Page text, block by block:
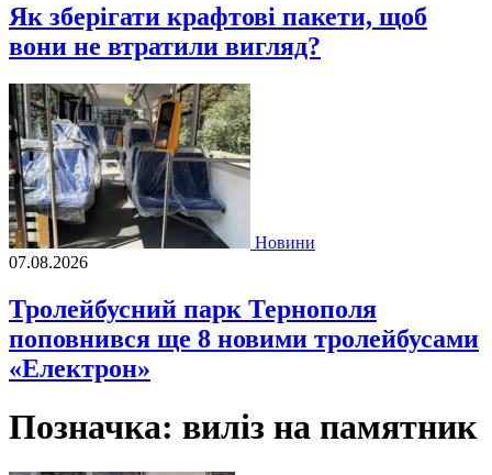
Як зберігати крафтові пакети, щоб
вони не втратили вигляд?
Новини
07.08.2026
Тролейбусний парк Тернополя
поповнився ще 8 новими тролейбусами
«Електрон»
Позначка: виліз на памятник